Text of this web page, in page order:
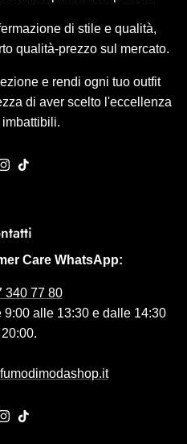
di stile e qualità,
qualità-prezzo sul mercato.
e rendi ogni tuo outfit
di aver scelto l'eccellenza
Instagram
TikTok
Care WhatsApp:
340 77 80
alle 13:30 e dalle 14:30
Instagram
TikTok